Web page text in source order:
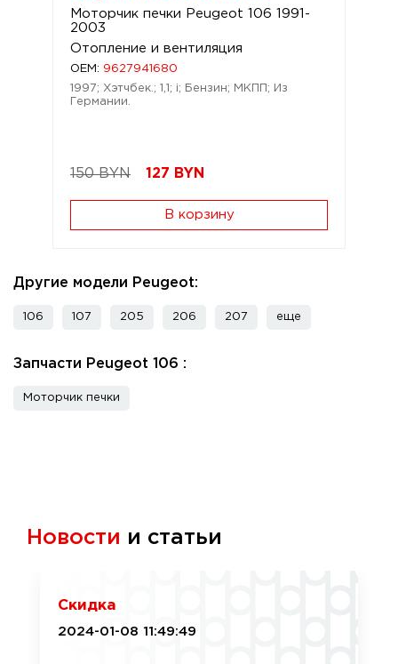
Моторчик печки Peugeot 106 1991-
2003
Отопление и вентиляция
OEM: 9627941680
1997; Хэтчбек.; 1,1; i; Бензин; МКПП; Из
Германии.
150 BYN 127 BYN
В корзину
Другие модели Peugeot:
106 107 205 206 207 еще
Запчасти Peugeot 106 :
Моторчик печки
Новости и статьи
Скидка
2024-01-08 11:49:49